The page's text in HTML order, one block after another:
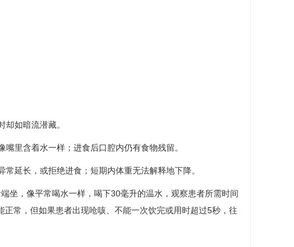
如暗流潜藏。
里含着水一样；进食后口腔内仍有食物残留。
延长，或拒绝进食；短期内体重无法解释地下降。
坐，像平常喝水一样，喝下30毫升的温水，观察患者所需时间
常，但如果患者出现呛咳、不能一次饮完或用时超过5秒，往